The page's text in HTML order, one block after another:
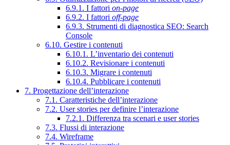
6.9.1. I fattori on-page
6.9.2. I fattori off-page
6.9.3. Strumenti di diagnostica SEO: Search
Console
6.10. Gestire i contenuti
6.10.1. L’inventario dei contenuti
6.10.2. Revisionare i contenuti
6.10.3. Migrare i contenuti
6.10.4. Pubblicare i contenuti
7. Progettazione dell’interazione
7.1. Caratteristiche dell’interazione
7.2. User stories per definire l’interazione
7.2.1. Differenza tra scenari e user stories
7.3. Flussi di interazione
7.4. Wireframe